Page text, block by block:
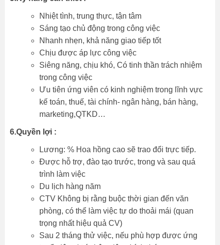
Nhiệt tình, trung thực, tận tâm
Sáng tạo chủ động trong công việc
Nhanh nhẹn, khả năng giao tiếp tốt
Chịu được áp lực công việc
Siêng năng, chịu khó, Có tinh thần trách nhiệm
trong công việc
Ưu tiên ứng viên có kinh nghiệm trong lĩnh vực
kế toán, thuế, tài chính- ngân hàng, bán hàng,
marketing,QTKD…
6.Quyền lợi :
Lương: % Hoa hồng cao sẽ trao đổi trực tiếp.
Được hỗ trợ, đào tạo trước, trong và sau quá
trình làm việc
Du lịch hàng năm
CTV Không bị rằng buộc thời gian đến văn
phòng, có thể làm việc tự do thoải mái (quan
trọng nhất hiệu quả CV)
Sau 2 tháng thử việc, nếu phù hợp được ứng